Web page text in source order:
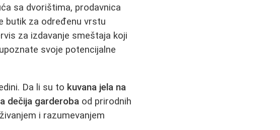
sa dvorištima, prodavnica
butik za određenu vrstu
za izdavanje smeštaja koji
svoje potencijalne
Da li su to kuvana jela na
dečija garderoba od prirodnih
i razumevanjem